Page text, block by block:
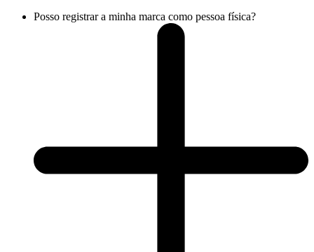
Posso registrar a minha marca como pessoa física?